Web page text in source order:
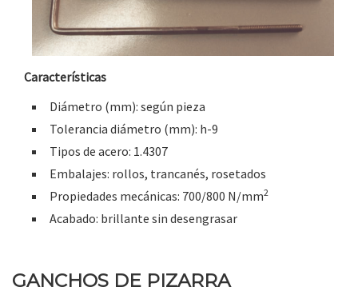
Características
Diámetro (mm): según pieza
Tolerancia diámetro (mm): h-9
Tipos de acero: 1.4307
Embalajes: rollos, trancanés, rosetados
Propiedades mecánicas: 700/800 N/mm2
Acabado: brillante sin desengrasar
GANCHOS DE PIZARRA